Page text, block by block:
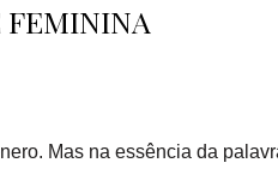
FEMININA
Mas na essência da